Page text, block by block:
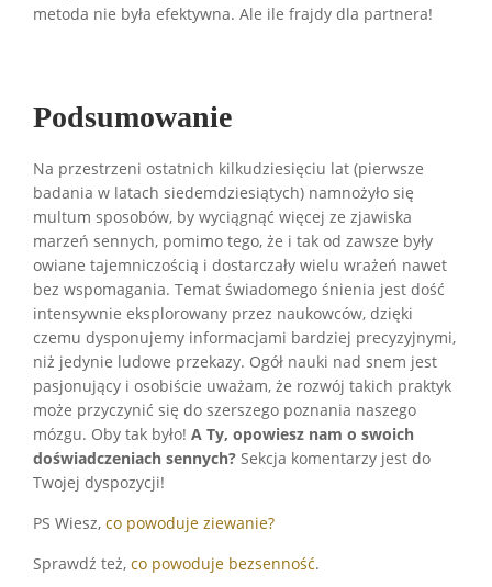
metoda nie była efektywna. Ale ile frajdy dla partnera!
Podsumowanie
Na przestrzeni ostatnich kilkudziesięciu lat (pierwsze
badania w latach siedemdziesiątych) namnożyło się
multum sposobów, by wyciągnąć więcej ze zjawiska
marzeń sennych, pomimo tego, że i tak od zawsze były
owiane tajemniczością i dostarczały wielu wrażeń nawet
bez wspomagania. Temat świadomego śnienia jest dość
intensywnie eksplorowany przez naukowców, dzięki
czemu dysponujemy informacjami bardziej precyzyjnymi,
niż jedynie ludowe przekazy. Ogół nauki nad snem jest
pasjonujący i osobiście uważam, że rozwój takich praktyk
może przyczynić się do szerszego poznania naszego
mózgu. Oby tak było! A Ty, opowiesz nam o swoich
doświadczeniach sennych? Sekcja komentarzy jest do
Twojej dyspozycji!
PS Wiesz, co powoduje ziewanie?
Sprawdź też, co powoduje bezsenność.